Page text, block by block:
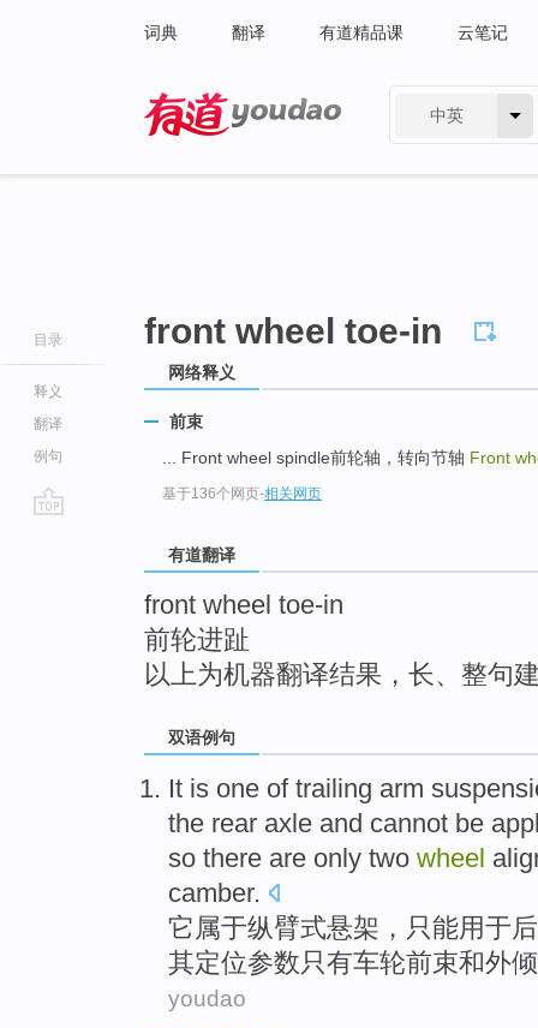
词典 翻译 有道精品课 云笔记
中英
目录
释义
翻译
例句
front wheel toe-in
网络释义
前束
... Front wheel spindle前轮轴，转向节轴 Front
基于136个网页-相关网页
有道翻译
front wheel toe-in
前轮进趾
以上为机器翻译结果，长、整句
双语例句
It is one of trailing arm
the rear axle and cannot be
so there are only two wheel
camber.
它 属于纵臂式悬架 ， 只能用于
其定位参数只有车轮前束和外
youdao